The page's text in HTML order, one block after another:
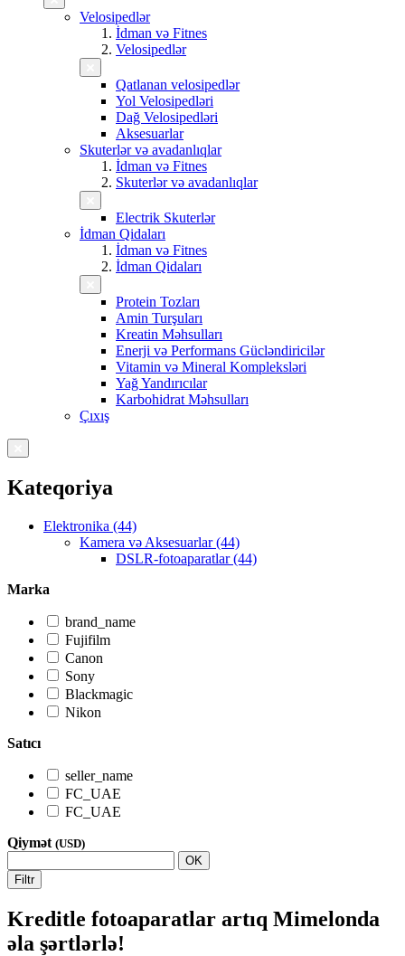
Velosipedlər
İdman və Fitnes
Velosipedlər
Qatlanan velosipedlər
Yol Velosipedləri
Dağ Velosipedləri
Aksesuarlar
Skuterlər və avadanlıqlar
İdman və Fitnes
Skuterlər və avadanlıqlar
Electrik Skuterlər
İdman Qidaları
İdman və Fitnes
İdman Qidaları
Protein Tozları
Amin Turşuları
Kreatin Məhsulları
Enerji və Performans Gücləndiricilər
Vitamin və Mineral Kompleksləri
Yağ Yandırıcılar
Karbohidrat Məhsulları
Çıxış
Kateqoriya
Elektronika (44)
Kamera və Aksesuarlar (44)
DSLR-fotoaparatlar (44)
Marka
brand_name
Fujifilm
Canon
Sony
Blackmagic
Nikon
Satıcı
seller_name
FC_UAE
FC_UAE
Qiymət (USD)
OK
Filtr
Kreditle fotoaparatlar artıq Mimelonda
əla şərtlərlə!